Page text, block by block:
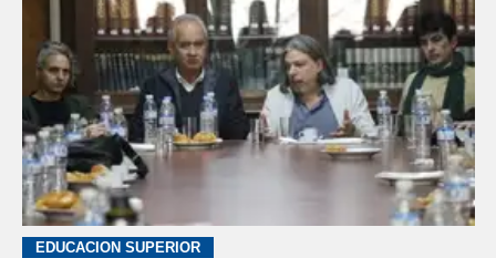
EDUCACION SUPERIOR